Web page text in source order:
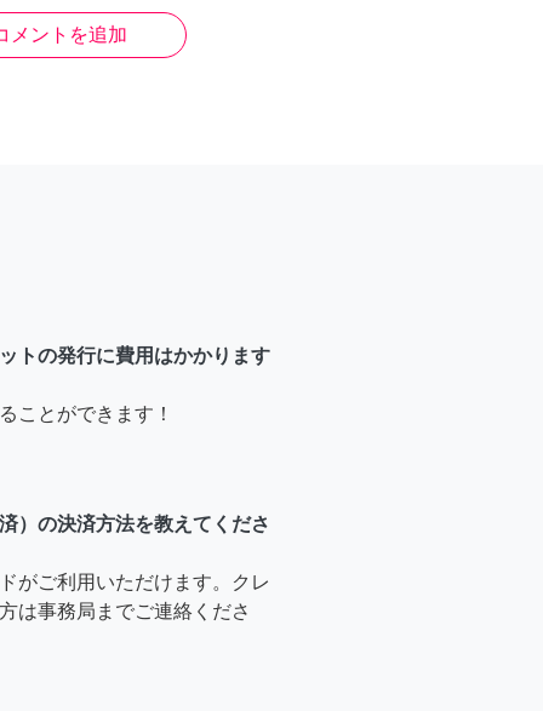
メントを追加
トの発行に費用はかかります
ことができます！
）の決済方法を教えてくださ
がご利用いただけます。クレ
は事務局までご連絡くださ